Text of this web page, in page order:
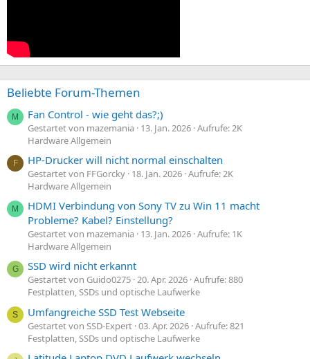
Beliebte Forum-Themen
M Fan Control - wie geht das?;)
Gestartet von mazemania 13. Jan. 2026 Aufrufe: 2K
Hardware Allgemein
F HP-Drucker will nicht normal einschalten
Gestartet von FFGorcky 18. Jan. 2026 Aufrufe: 2K
Hardware Allgemein
M
HDMI Verbindung von Sony TV zu Win 11 macht
Probleme? Kabel? Einstellung?
Gestartet von mazemania 13. Jan. 2026 Aufrufe: 1K
Hardware Allgemein
G SSD wird nicht erkannt
Gestartet von Guido0275 20. Apr. 2026 Aufrufe: 880
Festplatten, SSDs und optische Laufwerke
S Umfangreiche SSD Test Webseite
Gestartet von SSD-Expert 03. Apr. 2026 Aufrufe: 821
Festplatten, SSDs und optische Laufwerke